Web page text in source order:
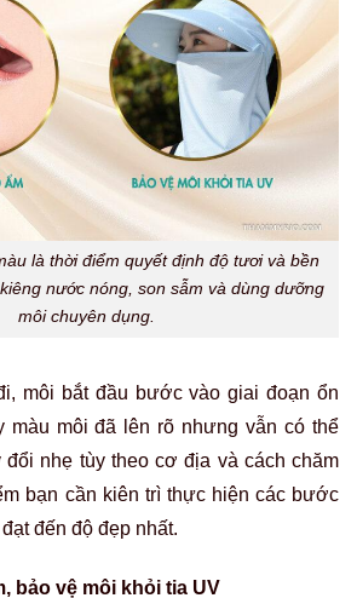
là thời điểm quyết định độ tươi và bền
nước nóng, son sẫm và dùng dưỡng
môi chuyên dụng.
môi bắt đầu bước vào giai đoạn ổn
màu môi đã lên rõ nhưng vẫn có thể
đổi nhẹ tùy theo cơ địa và cách chăm
bạn cần kiên trì thực hiện các bước
đến độ đẹp nhất.
bảo vệ môi khỏi tia UV